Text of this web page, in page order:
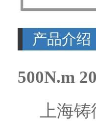
产品介绍
500N.m
上海铸